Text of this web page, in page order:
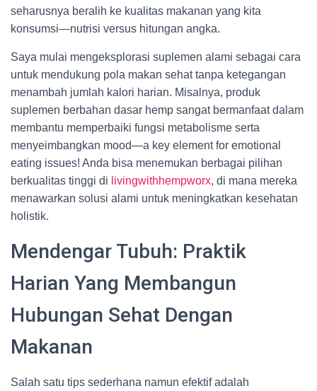
seharusnya beralih ke kualitas makanan yang kita
konsumsi—nutrisi versus hitungan angka.
Saya mulai mengeksplorasi suplemen alami sebagai cara
untuk mendukung pola makan sehat tanpa ketegangan
menambah jumlah kalori harian. Misalnya, produk
suplemen berbahan dasar hemp sangat bermanfaat dalam
membantu memperbaiki fungsi metabolisme serta
menyeimbangkan mood—a key element for emotional
eating issues! Anda bisa menemukan berbagai pilihan
berkualitas tinggi di livingwithhempworx, di mana mereka
menawarkan solusi alami untuk meningkatkan kesehatan
holistik.
Mendengar Tubuh: Praktik
Harian Yang Membangun
Hubungan Sehat Dengan
Makanan
Salah satu tips sederhana namun efektif adalah